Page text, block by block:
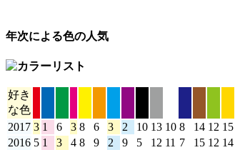
年次による色の人気
好き
な色
2017 3 1 6 3 8 6 3 2 10 13 10 8 14 12 15
2016 5 1 3 4 8 9 2 9 5 12 11 7 15 12 14